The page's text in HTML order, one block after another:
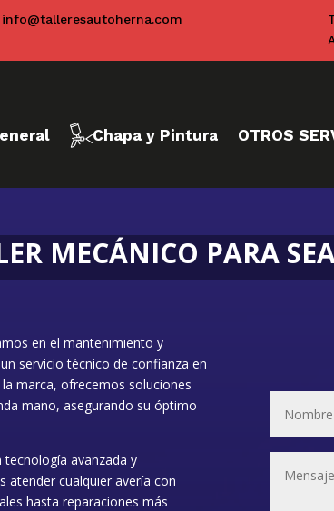
info@talleresautoherna.com
Chapa y Pintura OTROS
MECÁNICO PARA
en el mantenimiento y
servicio técnico de confianza en
marca, ofrecemos soluciones
mano, asegurando su óptimo
avanzada y
atender cualquier avería con
hasta reparaciones más